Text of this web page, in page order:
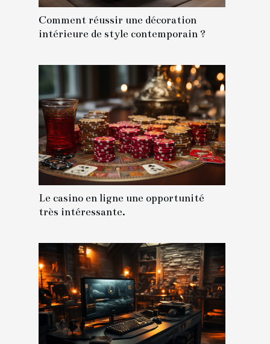
Comment réussir une décoration
intérieure de style contemporain ?
Le casino en ligne une opportunité
très intéressante.